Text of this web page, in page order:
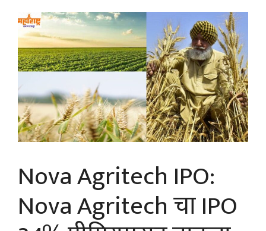
Nova Agritech IPO:
Nova Agritech चा IPO